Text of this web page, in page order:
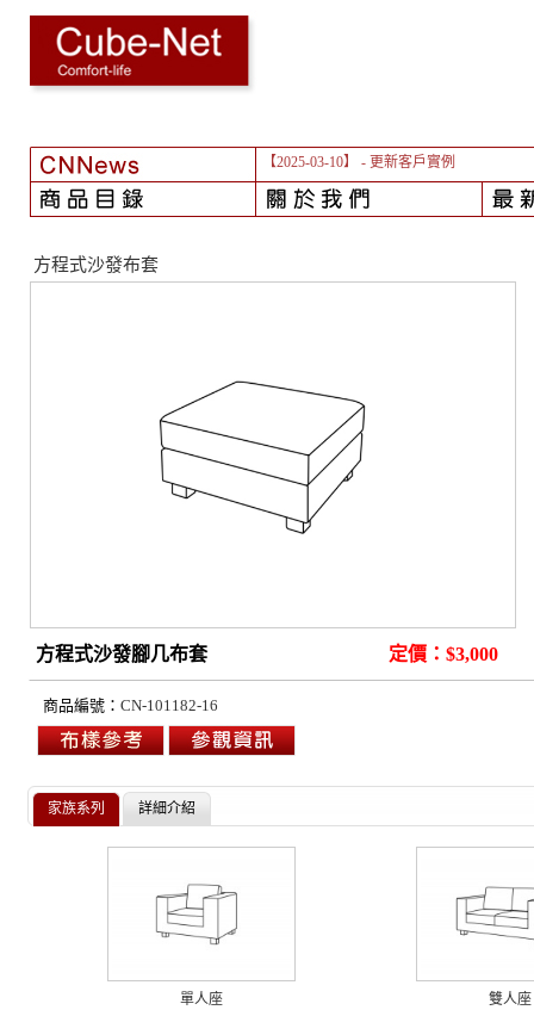
【2025-03-10】 - 更新客戶實例
方程式沙發布套
方程式沙發腳几布套 定價：$3,000
商品編號： CN-101182-16
家族系列 詳細介紹
單人座 雙人座